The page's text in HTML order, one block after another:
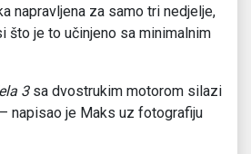
napravljena za samo tri nedjelje,
što je to učinjeno sa minimalnim
3sa dvostrukim motorom silazi
napisao je Maks uz fotografiju